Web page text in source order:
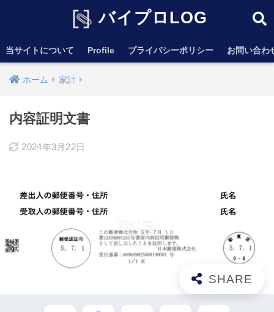
バイプロLOG
当サイトについて Profile プライバシーポリシー お問い合わ
ホーム 家計
内容証明文書
2024年3月22日